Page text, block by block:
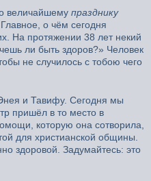
величайшему празднику
о чём сегодня
На протяжении 38 лет некий
ли быть здоров?» Человек
не случилось с тобою чего
и Тавифу. Сегодня мы
пришёл в то место в
которую она сотворила,
для христианской общины.
здоровой. Задумайтесь: это